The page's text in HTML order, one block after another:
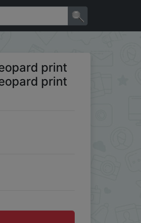
print
print